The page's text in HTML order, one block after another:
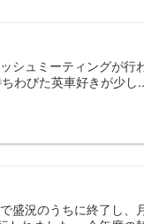
シュミーティングが行
わびた英車好きが少し
況のうちに終了し、